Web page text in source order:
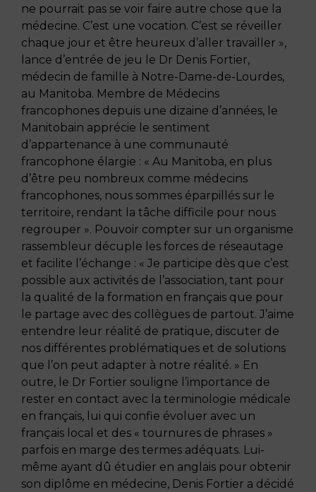
ne pourrait pas se voir faire autre chose que la
médecine. C’est une vocation. C’est se réveiller
chaque jour et être heureux d’aller travailler »,
lance d’entrée de jeu le Dr Denis Fortier,
médecin de famille à Notre-Dame-de-Lourdes,
au Manitoba. Membre de Médecins
francophones depuis une dizaine d’années, le
Manitobain apprécie le sentiment
d’appartenance à une communauté
francophone élargie : « Au Manitoba, en plus
d’être peu nombreux comme médecins
francophones, nous sommes éparpillés sur le
territoire, rendant la tâche difficile pour nous
regrouper ». Pouvoir compter sur un organisme
rassembleur décuple les forces de réseautage
et facilite l’échange : « Je participe dès que c’est
possible aux activités de l’association, tant pour
la qualité de la formation en français que pour
le partage avec des collègues de partout. J’aime
entendre leur réalité de pratique, discuter de
nos différentes problématiques et de solutions
que l’on peut adapter à notre réalité. » En
outre, le Dr Fortier souligne l’importance de
rester en contact avec la terminologie médicale
en français, lui qui confie évoluer avec un
français local et des « tournures de phrases »
parfois en marge des termes adéquats. Lui-
même ayant dû étudier en anglais pour obtenir
son diplôme en médecine, Denis Fortier a décidé